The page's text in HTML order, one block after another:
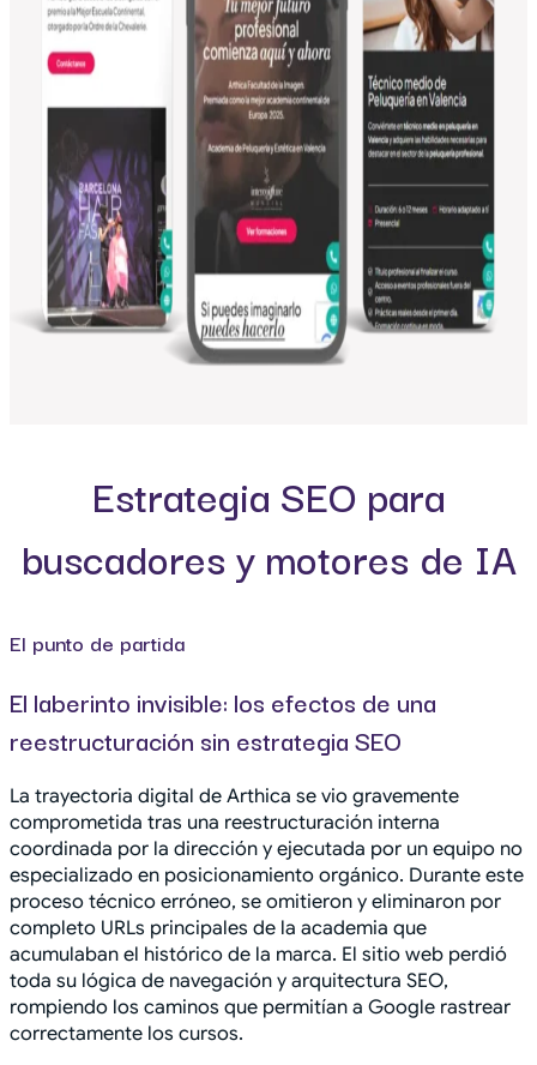
Estrategia SEO para
buscadores y motores de IA
El punto de partida
El laberinto invisible: los efectos de una
reestructuración sin estrategia SEO
La trayectoria digital de Arthica se vio gravemente
comprometida tras una reestructuración interna
coordinada por la dirección y ejecutada por un equipo no
especializado en posicionamiento orgánico. Durante este
proceso técnico erróneo, se omitieron y eliminaron por
completo URLs principales de la academia que
acumulaban el histórico de la marca. El sitio web perdió
toda su lógica de navegación y arquitectura SEO,
rompiendo los caminos que permitían a Google rastrear
correctamente los cursos.